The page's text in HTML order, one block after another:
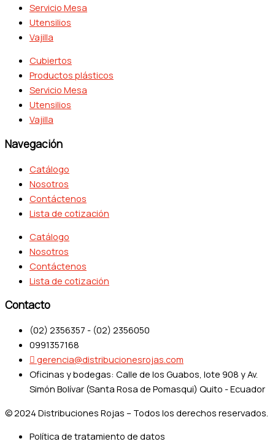
Servicio Mesa
Utensilios
Vajilla
Cubiertos
Productos plásticos
Servicio Mesa
Utensilios
Vajilla
Navegación
Catálogo
Nosotros
Contáctenos
Lista de cotización
Catálogo
Nosotros
Contáctenos
Lista de cotización
Contacto
(02) 2356357 - (02) 2356050
0991357168
gerencia@distribucionesrojas.com
Oficinas y bodegas: Calle de los Guabos, lote 908 y Av.
Simón Bolívar (Santa Rosa de Pomasqui) Quito - Ecuador
© 2024 Distribuciones Rojas – Todos los derechos reservados.
Política de tratamiento de datos